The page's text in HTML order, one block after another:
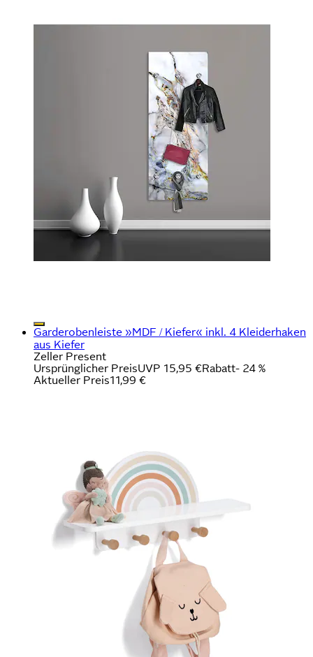
Garderobenleiste »MDF / Kiefer« inkl. 4 Kleiderhaken
aus Kiefer
Zeller Present
Ursprünglicher PreisUVP 15,95 €Rabatt- 24 %
Aktueller Preis11,99 €